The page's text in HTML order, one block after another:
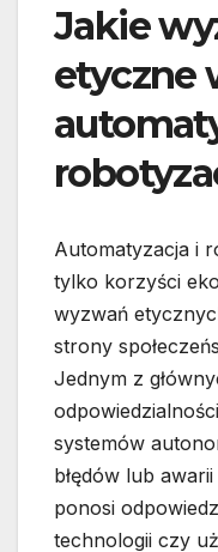
Jakie
etyczne
Automatyzacja i
tylko korzyści
wyzwań
strony
Jednym z
systemów
błędów lub
ponosi
technologii czy